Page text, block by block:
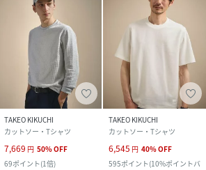
TAKEO KIKUCHI
カットソー・Tシャツ
7,669 円 50%OFF
69ポイント(1倍)
TAKEO KIKUCHI
カットソー・Tシャツ
6,545 円 40%OFF
595ポイント(10%ポイントバ